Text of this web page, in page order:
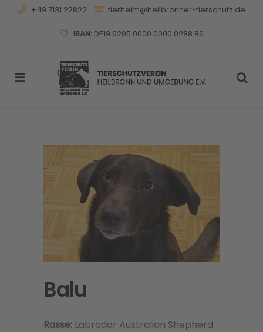
+49 7131 22822 tierheim@heilbronner-tierschutz.de
IBAN:DE19 6205 0000 0000 0288 86
Balu
Rasse: Labrador Australian Shepherd